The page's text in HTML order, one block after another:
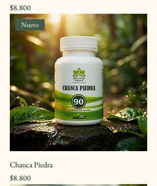
Precio
$8.800
Nuevo
Chanca Piedra
Precio
$8.800